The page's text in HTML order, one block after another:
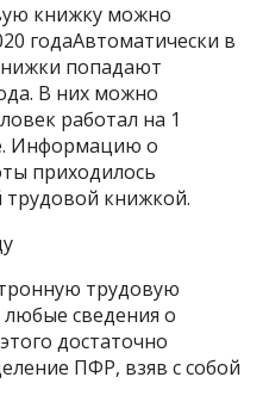
книжку можно
годаАвтоматически в
попадают
В них можно
работал на 1
Информацию о
приходилось
книжкой.
трудовую
сведения о
достаточно
ПФР, взяв с собой